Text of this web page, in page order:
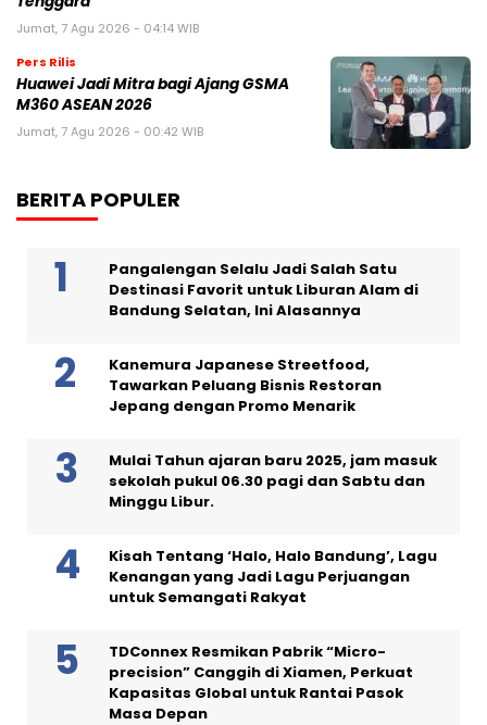
Jumat, 7 Agu 2026 - 04:14 WIB
Pers Rilis
Huawei Jadi Mitra bagi Ajang GSMA
M360 ASEAN 2026
Jumat, 7 Agu 2026 - 00:42 WIB
BERITA POPULER
Pangalengan Selalu Jadi Salah Satu
Destinasi Favorit untuk Liburan Alam di
Bandung Selatan, Ini Alasannya
Kanemura Japanese Streetfood,
Tawarkan Peluang Bisnis Restoran
Jepang dengan Promo Menarik
Mulai Tahun ajaran baru 2025, jam masuk
sekolah pukul 06.30 pagi dan Sabtu dan
Minggu Libur.
Kisah Tentang ‘Halo, Halo Bandung’, Lagu
Kenangan yang Jadi Lagu Perjuangan
untuk Semangati Rakyat
TDConnex Resmikan Pabrik “Micro-
precision” Canggih di Xiamen, Perkuat
Kapasitas Global untuk Rantai Pasok
Masa Depan